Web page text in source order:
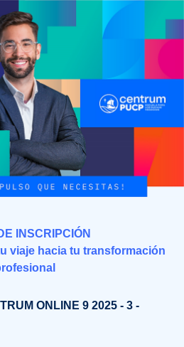
INSCRIPCIÓN
viaje hacia tu transformación
ONLINE 9 2025 - 3 -